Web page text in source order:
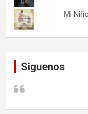
Mi
Siguenos